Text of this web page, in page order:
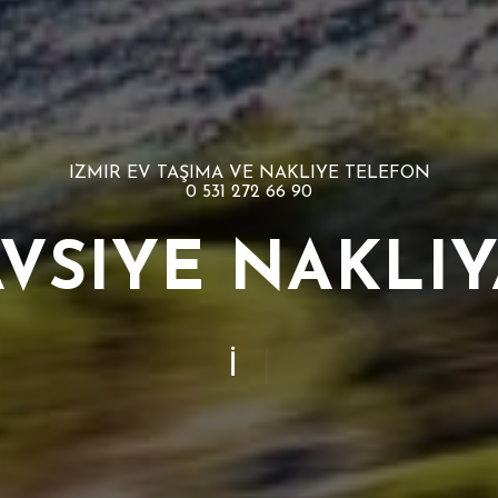
IZMIR EV TAŞIMA VE NAKLIYE TELEFON
0 531 272 66 90
İZMIR ASANSÖR |